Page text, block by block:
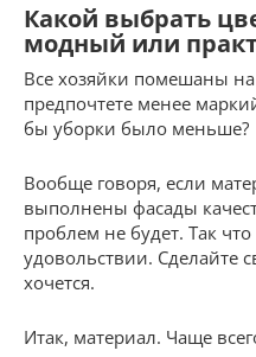
Какой выбрать
модный или
Все хозяйки помешаны
предпочтете менее
бы уборки было меньше?
Вообще говоря, если
выполнены фасады
проблем не будет. Так
удовольствии. Сделайте
хочется.
Итак, материал. Чаще